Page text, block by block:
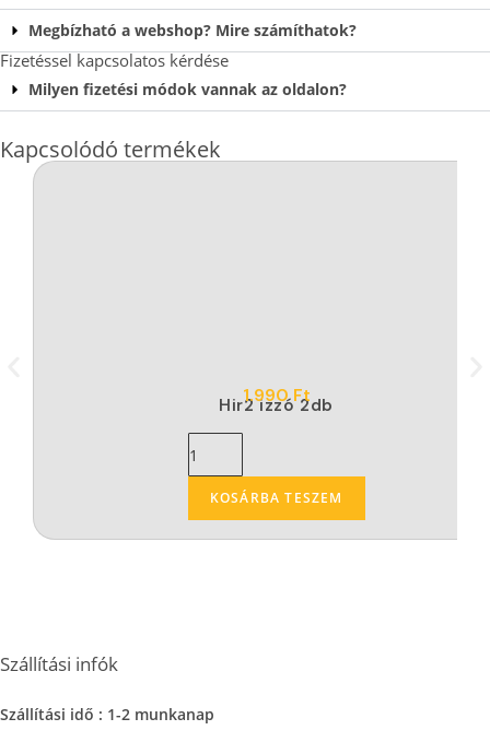
Megbízható a webshop? Mire számíthatok?
Fizetéssel kapcsolatos kérdése
Milyen fizetési módok vannak az oldalon?
Kapcsolódó termékek
Hir2 izzó 2db
1.990Ft
KOSÁRBA TESZEM
Szállítási infók
Szállítási idő : 1-2 munkanap